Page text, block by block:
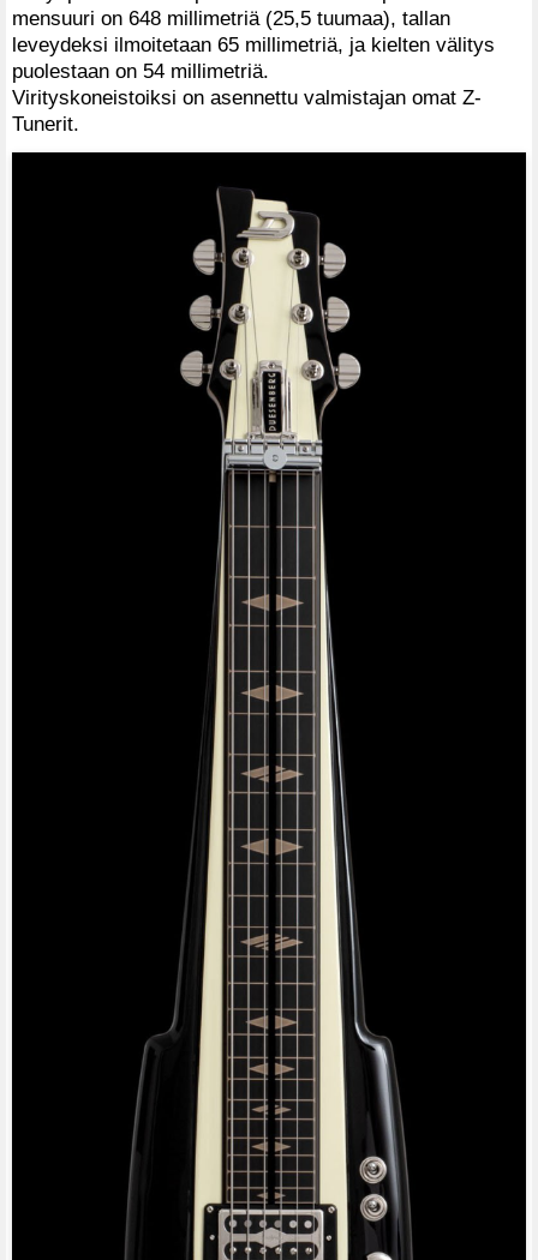
mensuuri on 648 millimetriä (25,5 tuumaa), tallan
leveydeksi ilmoitetaan 65 millimetriä, ja kielten välitys
puolestaan on 54 millimetriä.
Virityskoneistoiksi on asennettu valmistajan omat Z-
Tunerit.